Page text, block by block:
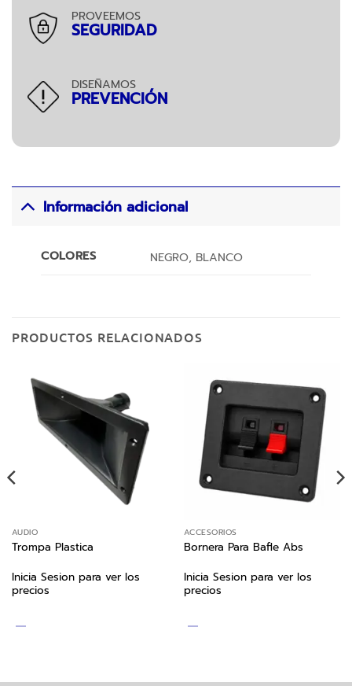
PROVEEMOS
SEGURIDAD
DISEÑAMOS
PREVENCIÓN
Información adicional
COLORES NEGRO, BLANCO
PRODUCTOS RELACIONADOS
AUDIO
Trompa Plastica
Inicia Sesion para ver los
precios
ACCESORIOS
Bornera Para Bafle Abs
Inicia Sesion para ver los
precios